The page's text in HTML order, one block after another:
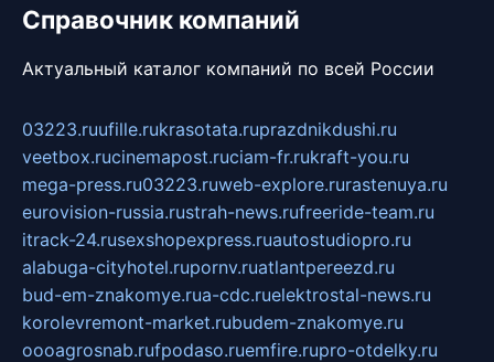
Справочник компаний
Актуальный каталог компаний по всей России
03223.ruufille.rukrasotata.ruprazdnikdushi.ru
veetbox.rucinemapost.ruciam-fr.rukraft-you.ru
mega-press.ru03223.ruweb-explore.rurastenuya.ru
eurovision-russia.rustrah-news.rufreeride-team.ru
itrack-24.rusexshopexpress.ruautostudiopro.ru
alabuga-cityhotel.rupornv.ruatlantpereezd.ru
bud-em-znakomye.rua-cdc.ruelektrostal-news.ru
korolevremont-market.rubudem-znakomye.ru
oooagrosnab.rufpodaso.ruemfire.rupro-otdelky.ru